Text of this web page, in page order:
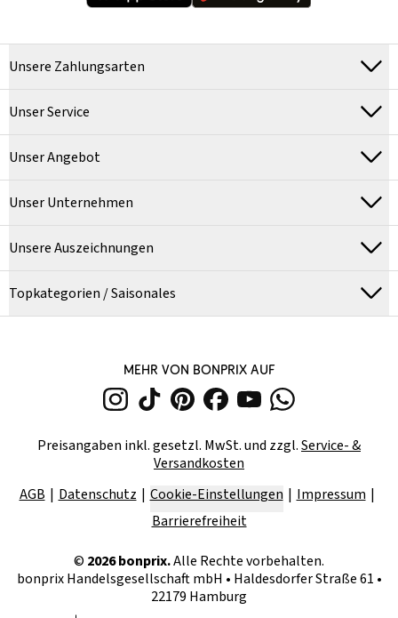
Unsere Zahlungsarten
Unser Service
Unser Angebot
Unser Unternehmen
Unsere Auszeichnungen
Topkategorien / Saisonales
MEHR VON BONPRIX AUF
Preisangaben inkl. gesetzl. MwSt. und zzgl.Service- &
Versandkosten
AGB
Datenschutz Cookie-Einstellungen
Impressum
Barrierefreiheit
© 2026bonprix.Alle Rechte vorbehalten.
bonprix Handelsgesellschaft mbH • Haldesdorfer Straße 61 •
22179 Hamburg